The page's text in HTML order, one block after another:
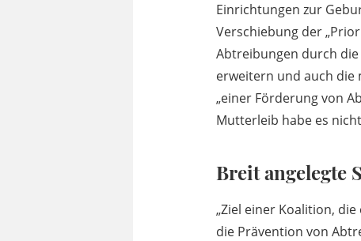
Einrichtungen zur
Verschiebung der
Abtreibungen durch die
erweitern und auch die
„einer Förderung von
Mutterleib habe es
Breit angelegte
„Ziel einer Koalition,
die Prävention von